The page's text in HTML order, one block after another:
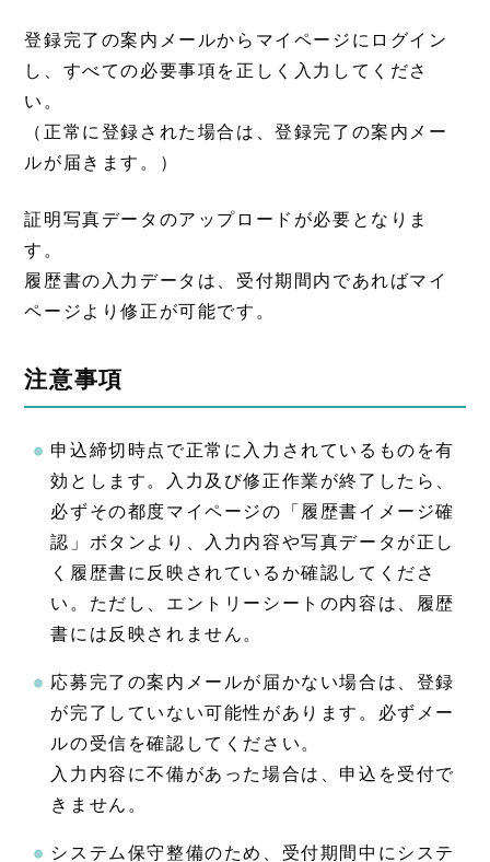
登録完了の案内メールからマイページにログイン
し、すべての必要事項を正しく入力してくださ
い。
（正常に登録された場合は、登録完了の案内メー
ルが届きます。）
証明写真データのアップロードが必要となりま
す。
履歴書の入力データは、受付期間内であればマイ
ページより修正が可能です。
注意事項
申込締切時点で正常に入力されているものを有
効とします。入力及び修正作業が終了したら、
必ずその都度マイページの「履歴書イメージ確
認」ボタンより、入力内容や写真データが正し
く履歴書に反映されているか確認してくださ
い。ただし、エントリーシートの内容は、履歴
書には反映されません。
応募完了の案内メールが届かない場合は、登録
が完了していない可能性があります。必ずメー
ルの受信を確認してください。
入力内容に不備があった場合は、申込を受付で
きません。
システム保守整備のため、受付期間中にシステ